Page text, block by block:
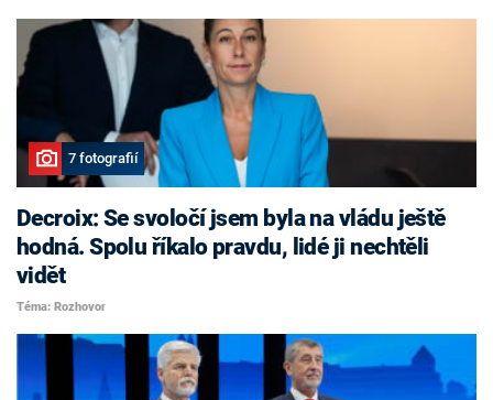
7 fotografií
Decroix: Se svoločí jsem byla na vládu ještě
hodná. Spolu říkalo pravdu, lidé ji nechtěli
vidět
Téma: Rozhovor